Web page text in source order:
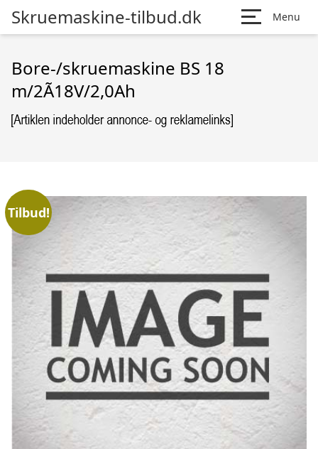
Skruemaskine-tilbud.dk Menu
Bore-/skruemaskine BS 18
m/2Ã18V/2,0Ah
Tilbud!